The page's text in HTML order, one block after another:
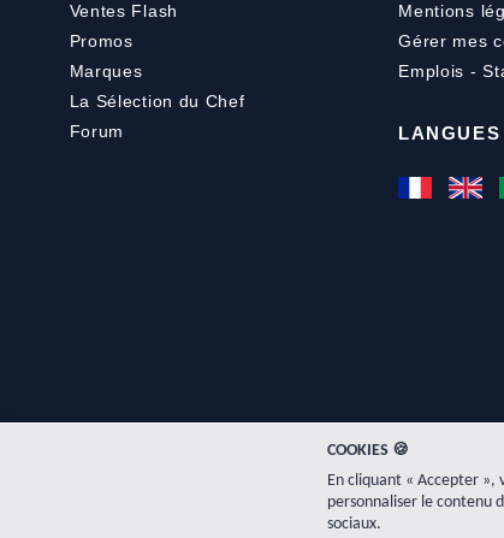
Ventes Flash
Promos
Marques
La Sélection du Chef
Forum
Mentions
Gérer mes
Emplois -
LANGUES
COOKIES 🍪
En cliquant « Accepter »,
personnaliser le contenu
sociaux.